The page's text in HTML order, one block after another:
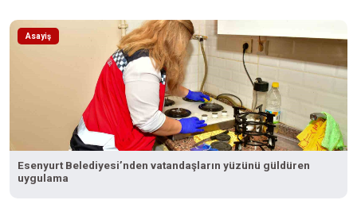
Asayiş
Esenyurt Belediyesi’nden vatandaşların yüzünü güldüren
uygulama